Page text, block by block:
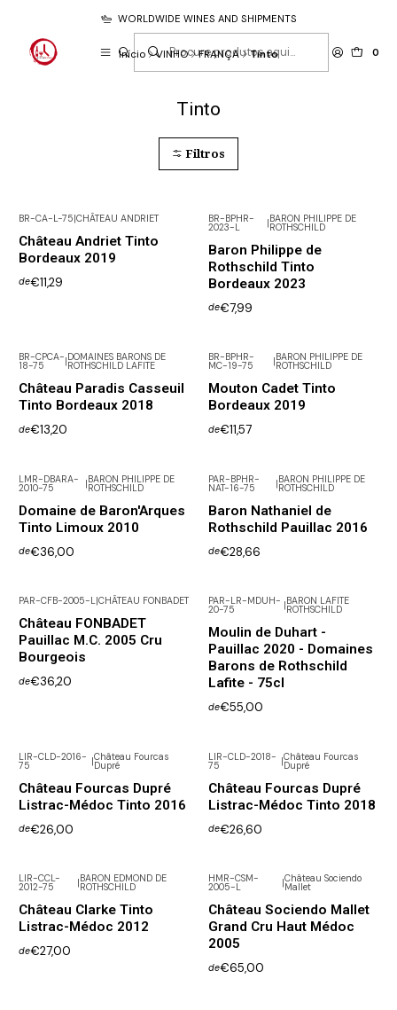
0
WORLDWIDE WINES AND SHIPMENTS
Início VINHO FRANÇA Tinto
Tinto
Filtros
BR-CA-L-75|CHÂTEAU ANDRIET
Château Andriet Tinto
Bordeaux 2019
de€11,29
BR-BPHR-
2023-L |BARON PHILIPPE DE
ROTHSCHILD
Baron Philippe de
Rothschild Tinto
Bordeaux 2023
de€7,99
Não Disponível
BR-CPCA-
18-75
DOMAINES BARONS DE
ROTHSCHILD LAFITE
Château Paradis Casseuil
Tinto Bordeaux 2018
de€13,20
BR-BPHR-
MC-19-75
BARON PHILIPPE DE
ROTHSCHILD
Mouton Cadet Tinto
Bordeaux 2019
de€11,57
LMR-DBARA-
2010-75 |BARON PHILIPPE DE
ROTHSCHILD
Domaine de Baron'Arques
Tinto Limoux 2010
de€36,00
Não Disponível
PAR-BPHR-
NAT-16-75 |BARON PHILIPPE DE
ROTHSCHILD
Baron Nathaniel de
Rothschild Pauillac 2016
de€28,66
PAR-CFB-2005-L CHÂTEAU FONBADET
Château FONBADET
Pauillac M.C. 2005 Cru
Bourgeois
de€36,20
PAR-LR-MDUH-
20-75
BARON LAFITE
ROTHSCHILD
Moulin de Duhart -
Pauillac 2020 - Domaines
Barons de Rothschild
Lafite - 75cl
de€55,00
LIR-CLD-2016-
75 |Château Fourcas
Dupré
Château Fourcas Dupré
Listrac-Médoc Tinto 2016
de€26,00
LIR-CLD-2018-
75 |Château Fourcas
Dupré
Château Fourcas Dupré
Listrac-Médoc Tinto 2018
de€26,60
LIR-CCL-
2012-75
BARON EDMOND DE
ROTHSCHILD
Château Clarke Tinto
Listrac-Médoc 2012
de€27,00
Esgotado
HMR-CSM-
2005-L
Château Sociendo
Mallet
Château Sociendo Mallet
Grand Cru Haut Médoc
2005
de€65,00